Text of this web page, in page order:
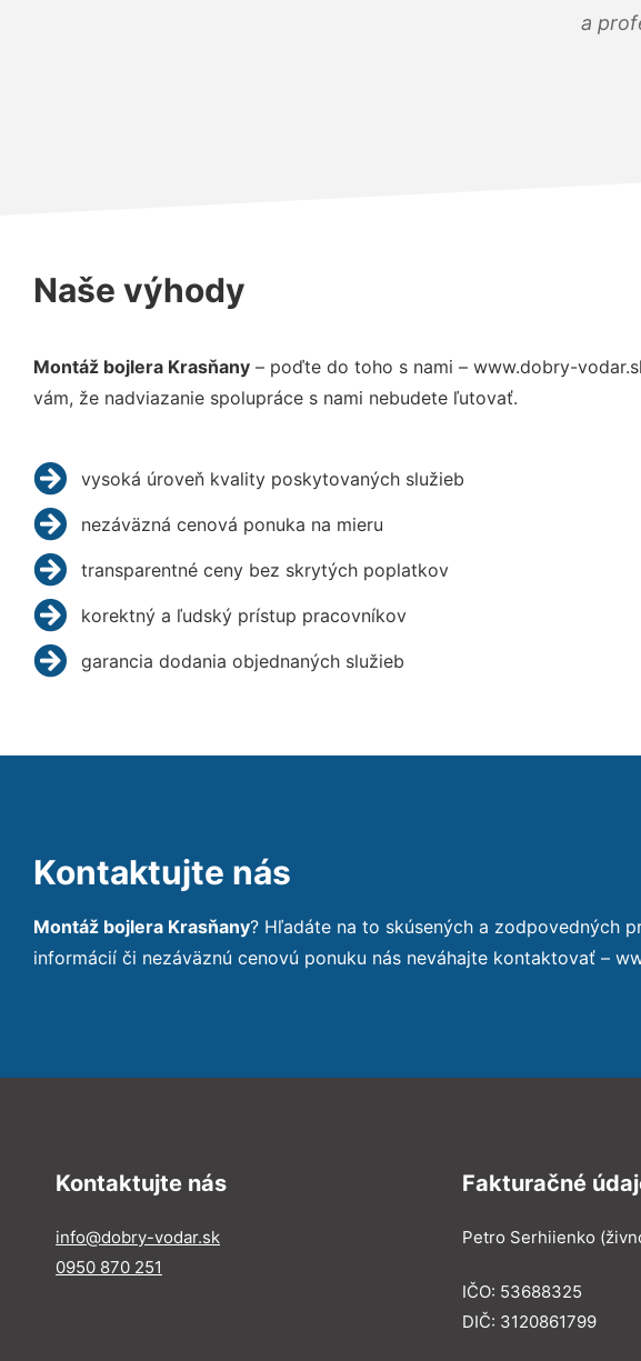
a
Naše výhody
Montáž bojlera Krasňany – poďte do toho s nami – www.dobry-
vám, že nadviazanie spolupráce s nami nebudete ľutovať.
vysoká úroveň kvality poskytovaných služieb
nezáväzná cenová ponuka na mieru
transparentné ceny bez skrytých poplatkov
korektný a ľudský prístup pracovníkov
garancia dodania objednaných služieb
Kontaktujte nás
Montáž bojlera Krasňany? Hľadáte na to skúsených a zodpovedných
informácií či nezáväznú cenovú ponuku nás neváhajte kontaktovať –
Kontaktujte nás
info@dobry-vodar.sk
0950 870 251
Fakturačné
Petro Serhiienko
IČO: 53688325
DIČ: 3120861799